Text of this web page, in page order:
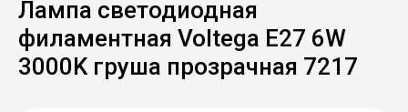
Лампа светодиодная
филаментная Voltega E27 6W
3000K груша прозрачная 7217